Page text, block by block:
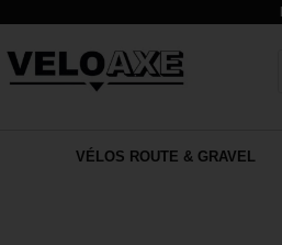
VÉLOS ROUTE & GRAVEL